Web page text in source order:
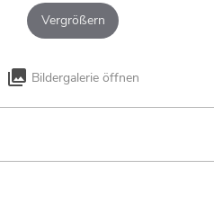
Vergrößern
Bildergalerie öffnen